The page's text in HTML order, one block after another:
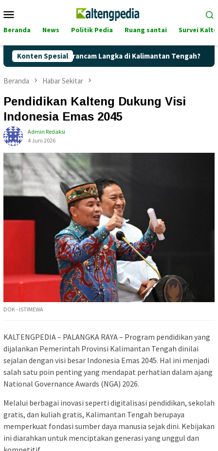
ke
Mobile
Beranda News Politik Pedia Ruang santai Survei
Konten Spesial
Terancam Langka di Kalimantan Tengah? Kaget!
Beranda Habar Sekitar
Pendidikan Kalteng Dukung Visi
Indonesia Emas 2045
Admin Redaksi
4 Juni 2026
DOK - ISTIMEWA
KALTENGPEDIA – PALANGKA RAYA – Program pendidikan yang
dijalankan Pemerintah Provinsi Kalimantan Tengah dinilai
sejalan dengan visi besar Indonesia Emas 2045. Hal ini menjadi
salah satu poin penting yang mendapat perhatian dalam ajang
National Governance Awards (NGA) 2026.
Melalui berbagai inovasi seperti digitalisasi pendidikan, sekolah
gratis, dan kuliah gratis, Kalimantan Tengah berupaya
memperkuat fondasi sumber daya manusia sejak dini. Kebijakan
ini diarahkan untuk menciptakan generasi yang unggul dan